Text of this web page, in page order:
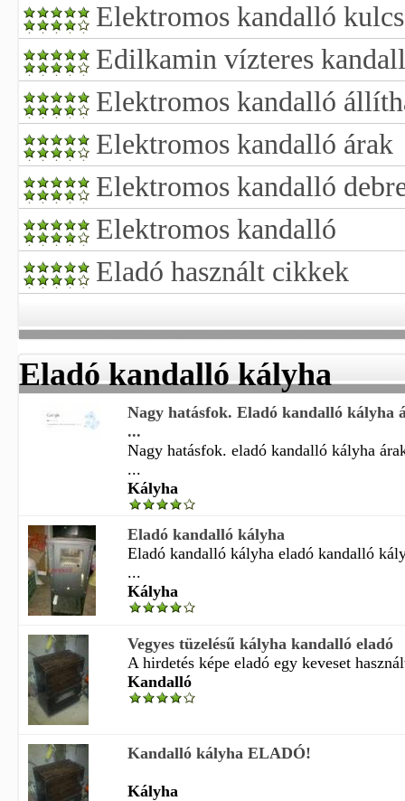
Elektromos kandalló
Edilkamin vízteres
Elektromos kandalló
Elektromos kandalló árak
Elektromos kandalló
Elektromos kandalló
Eladó használt cikkek
Eladó kandalló kályha
Nagy hatásfok. Eladó kandalló kályha
...
Nagy hatásfok. eladó kandalló kályha
...
Kályha
Eladó kandalló kályha
Eladó kandalló kályha eladó kandalló
...
Kályha
Vegyes tüzelésű kályha kandalló eladó
A hirdetés képe eladó egy keveset
Kandalló
Kandalló kályha ELADÓ!
Kályha